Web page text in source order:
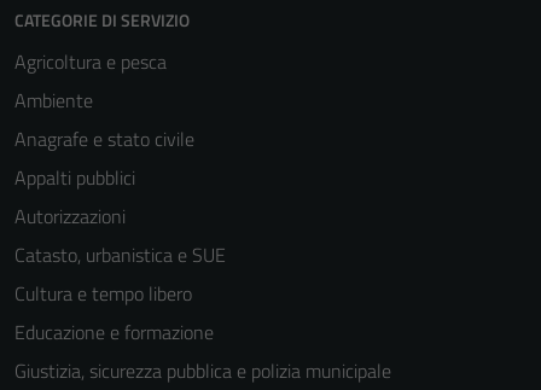
CATEGORIE DI SERVIZIO
Agricoltura e pesca
Ambiente
Anagrafe e stato civile
Appalti pubblici
Autorizzazioni
Catasto, urbanistica e SUE
Cultura e tempo libero
Educazione e formazione
Giustizia, sicurezza pubblica e polizia municipale